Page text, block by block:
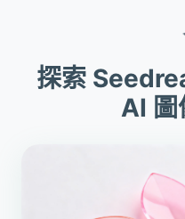
探索
AI 圖